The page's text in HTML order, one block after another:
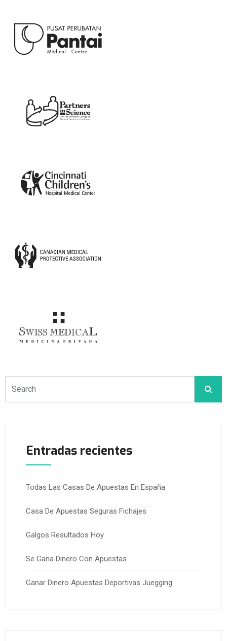
Entradas recientes
Todas Las Casas De Apuestas En España
Casa De Apuestas Seguras Fichajes
Galgos Resultados Hoy
Se Gana Dinero Con Apuestas
Ganar Dinero Apuestas Deportivas Juegging